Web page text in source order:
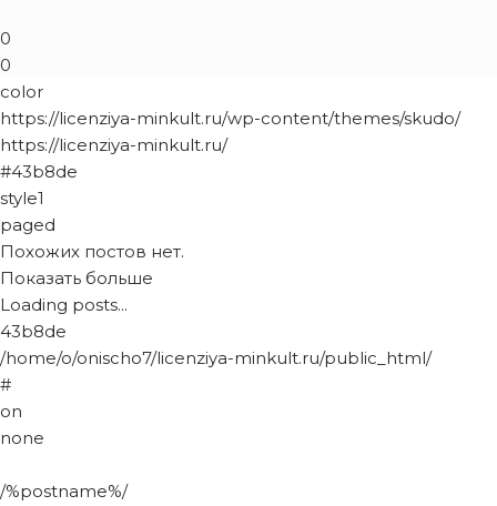
0
0
color
https://licenziya-minkult.ru/wp-content/themes/skudo/
https://licenziya-minkult.ru/
#43b8de
style1
paged
Похожих постов нет.
Показать больше
Loading posts...
43b8de
/home/o/onischo7/licenziya-minkult.ru/public_html/
#
on
none
/%postname%/